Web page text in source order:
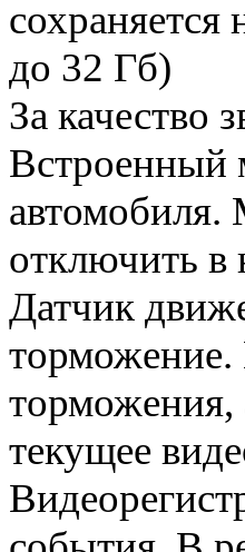
до 32 Гб)
За качество
Встроенный
отключить в
Датчик
торможение.
торможения,
текущее